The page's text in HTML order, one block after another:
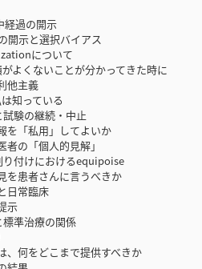
過の開示
と選択バイアス
について
いことが分かってきた時に
主義
っている
の継続・中止
私用」してよいか
の「個人的見解」
けにおけるequipoise
さんに言うべきか
常臨床
示
治療の関係
どこまで提供すべきか